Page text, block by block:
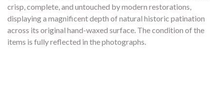
crisp, complete, and untouched by modern restorations,
displaying a magnificent depth of natural historic patination
across its original hand-waxed surface. The condition of the
items is fully reflected in the photographs.